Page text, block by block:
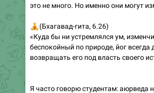
(Бхагавад-гита, 6.26)
беспокойный по природе, йог всегда
возвращать его под власть своего
ты впервые спрашиваешь себя — как